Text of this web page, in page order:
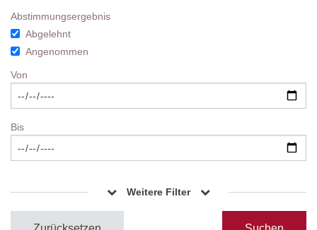
Abstimmungsergebnis
Abgelehnt
Angenommen
Von
Bis
Weitere Filter